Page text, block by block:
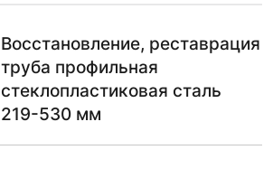
Восстановление, реставрация
труба профильная
стеклопластиковая сталь
219-530 мм